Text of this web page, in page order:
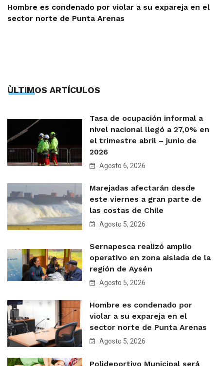
Hombre es condenado por violar a su expareja en el
sector norte de Punta Arenas
ÙLTIMOS ARTÍCULOS
Tasa de ocupación informal a
nivel nacional llegó a 27,0% en
el trimestre abril – junio de
2026
Agosto 6, 2026
Marejadas afectarán desde
este viernes a gran parte de
las costas de Chile
Agosto 5, 2026
Sernapesca realizó amplio
operativo en zona aislada de la
región de Aysén
Agosto 5, 2026
Hombre es condenado por
violar a su expareja en el
sector norte de Punta Arenas
Agosto 5, 2026
Polideportivo Municipal será